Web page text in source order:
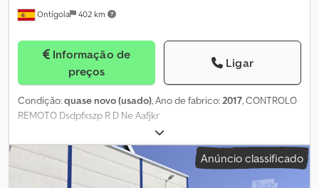
Ontígola 402 km
Informação de
preços
Ligar
Condição:quase novo (usado), Ano de fabrico:2017, CONTROLO
REMOTO Dsdpfxszp R D Ne Aafjkr
Anúncio classificado